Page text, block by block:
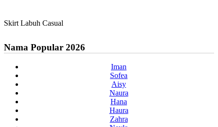
Skirt Labuh Casual
Nama Popular 2026
Iman
Sofea
Aisy
Naura
Hana
Haura
Zahra